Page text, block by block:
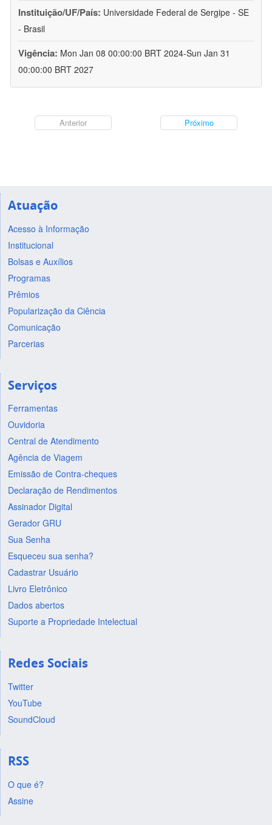
Instituição/UF/País: Universidade Federal de Sergipe - SE
- Brasil
Vigência: Mon Jan 08 00:00:00 BRT 2024-Sun Jan 31
00:00:00 BRT 2027
Anterior Próximo
Atuação
Acesso à Informação
Institucional
Bolsas e Auxílios
Programas
Prêmios
Popularização da Ciência
Comunicação
Parcerias
Serviços
Ferramentas
Ouvidoria
Central de Atendimento
Agência de Viagem
Emissão de Contra-cheques
Declaração de Rendimentos
Assinador Digital
Gerador GRU
Sua Senha
Esqueceu sua senha?
Cadastrar Usuário
Livro Eletrônico
Dados abertos
Suporte a Propriedade Intelectual
Redes Sociais
Twitter
YouTube
SoundCloud
RSS
O que é?
Assine